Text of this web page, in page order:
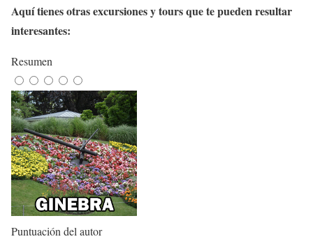
Aquí tienes otras excursiones y tours que te pueden resultar
interesantes:
Resumen
Puntuación del autor